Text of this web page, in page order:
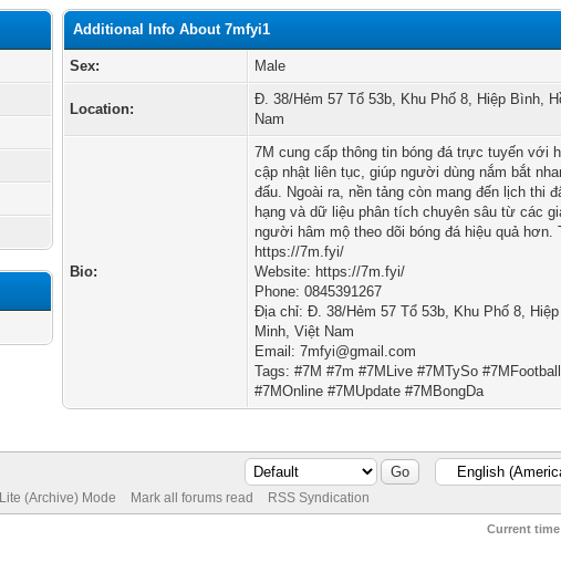
Additional Info About 7mfyi1
Sex: Male
Location:
Đ. 38/Hẻm 57 Tổ 53b, Khu Phố 8, Hiệp Bình,
Nam
Bio:
7M cung cấp thông tin bóng đá trực tuyến với
cập nhật liên tục, giúp người dùng nắm bắt
đấu. Ngoài ra, nền tảng còn mang đến lịch thi
hạng và dữ liệu phân tích chuyên sâu từ các
người hâm mộ theo dõi bóng đá hiệu quả hơn.
https://7m.fyi/
Website: https://7m.fyi/
Phone: 0845391267
Địa chỉ: Đ. 38/Hẻm 57 Tổ 53b, Khu Phố 8,
Minh, Việt Nam
Email: 7mfyi@gmail.com
Tags: #7M #7m #7MLive #7MTySo
#7MOnline #7MUpdate #7MBongDa
Lite (Archive) Mode Mark all forums read RSS Syndication
Current